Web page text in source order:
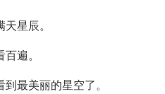
星辰。
遍。
最美丽的星空了。